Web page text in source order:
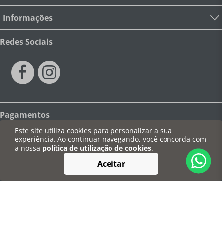
Este site utiliza cookies para personalizar a sua
experiência. Ao continuar navegando, você concorda com
a nossa política de utilização de cookies.
Aceitar
Informações
Redes Sociais
Pagamentos